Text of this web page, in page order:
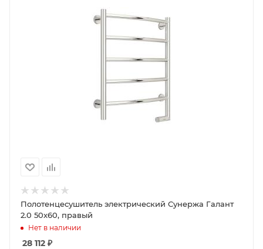
Полотенцесушитель электрический Сунержа Галант
2.0 50x60, правый
Нет в наличии
28 112 ₽